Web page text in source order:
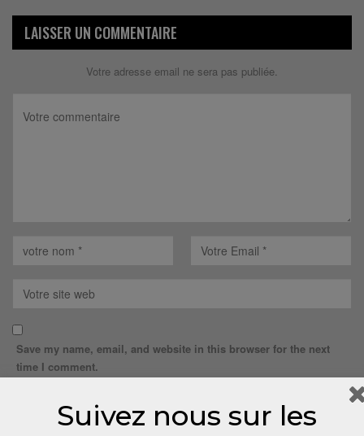
LAISSER UN COMMENTAIRE
Votre adresse email ne sera pas publiée.
Save my name, email, and website in this browser for the next
time I comment.
Suivez nous sur les